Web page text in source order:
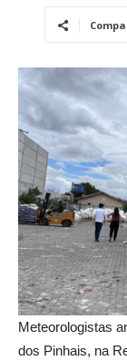
Meteorologistas
dos Pinhais, na